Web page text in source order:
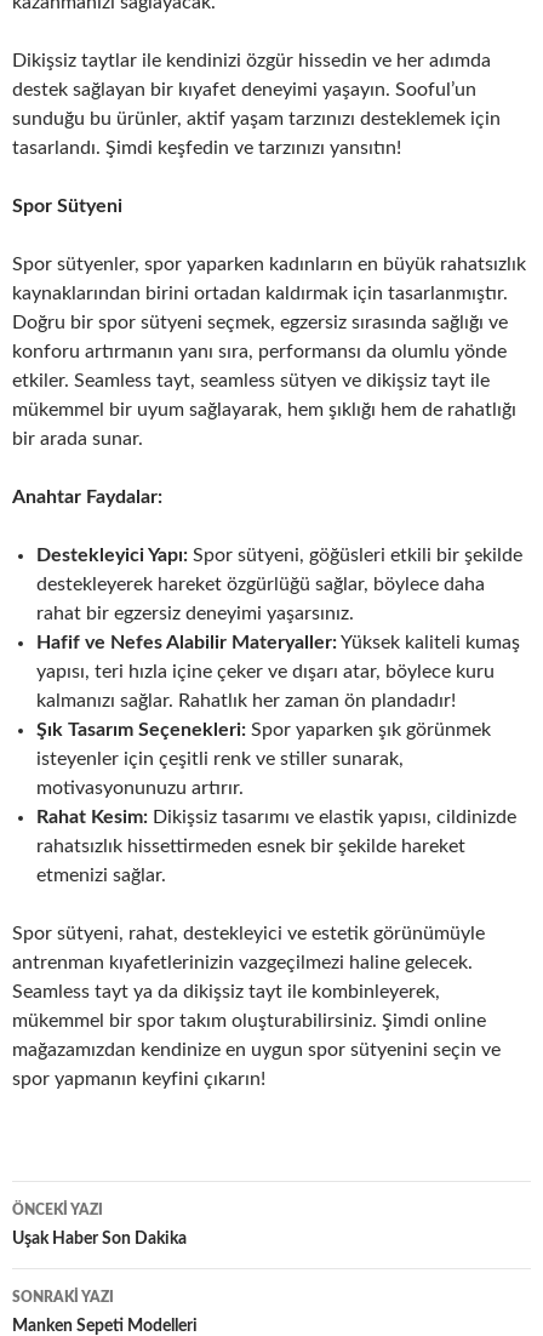
Dikişsiz taytlar ile kendinizi özgür hissedin ve her adımda
destek sağlayan bir kıyafet deneyimi yaşayın. Sooful’un
sunduğu bu ürünler, aktif yaşam tarzınızı desteklemek için
tasarlandı. Şimdi keşfedin ve tarzınızı yansıtın!
Spor Sütyeni
Spor sütyenler, spor yaparken kadınların en büyük rahatsızlık
kaynaklarından birini ortadan kaldırmak için tasarlanmıştır.
Doğru bir spor sütyeni seçmek, egzersiz sırasında sağlığı ve
konforu artırmanın yanı sıra, performansı da olumlu yönde
etkiler. Seamless tayt, seamless sütyen ve dikişsiz tayt ile
mükemmel bir uyum sağlayarak, hem şıklığı hem de rahatlığı
bir arada sunar.
Anahtar Faydalar:
Destekleyici Yapı: Spor sütyeni, göğüsleri etkili bir şekilde
destekleyerek hareket özgürlüğü sağlar, böylece daha
rahat bir egzersiz deneyimi yaşarsınız.
Hafif ve Nefes Alabilir Materyaller:Yüksek kaliteli kumaş
yapısı, teri hızla içine çeker ve dışarı atar, böylece kuru
kalmanızı sağlar. Rahatlık her zaman ön plandadır!
Şık Tasarım Seçenekleri: Spor yaparken şık görünmek
isteyenler için çeşitli renk ve stiller sunarak,
motivasyonunuzu artırır.
Rahat Kesim: Dikişsiz tasarımı ve elastik yapısı, cildinizde
rahatsızlık hissettirmeden esnek bir şekilde hareket
etmenizi sağlar.
Spor sütyeni, rahat, destekleyici ve estetik görünümüyle
antrenman kıyafetlerinizin vazgeçilmezi haline gelecek.
Seamless tayt ya da dikişsiz tayt ile kombinleyerek,
mükemmel bir spor takım oluşturabilirsiniz. Şimdi online
mağazamızdan kendinize en uygun spor sütyenini seçin ve
spor yapmanın keyfini çıkarın!
Yazı
dolaşımı
ÖNCEKI YAZI
Uşak Haber Son Dakika
SONRAKI YAZI
Manken Sepeti Modelleri